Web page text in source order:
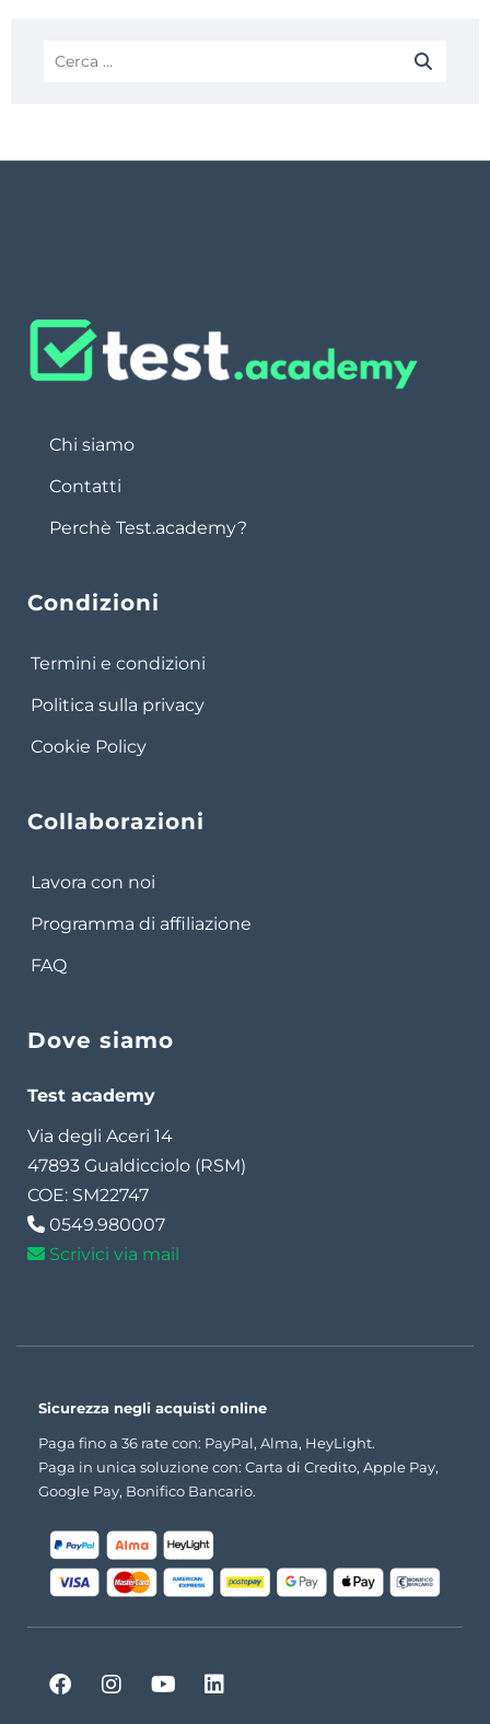
Chi siamo
Contatti
Perchè Test.academy?
Condizioni
Termini e condizioni
Politica sulla privacy
Cookie Policy
Collaborazioni
Lavora con noi
Programma di affiliazione
FAQ
Dove siamo
Test academy
Via degli Aceri 14
47893 Gualdicciolo (RSM)
COE: SM22747
0549.980007
Scrivici via mail
Sicurezza negli acquisti online
Paga fino a 36 rate con: PayPal, Alma, HeyLight.
Paga in unica soluzione con: Carta di Credito, Apple Pay,
Google Pay, Bonifico Bancario.